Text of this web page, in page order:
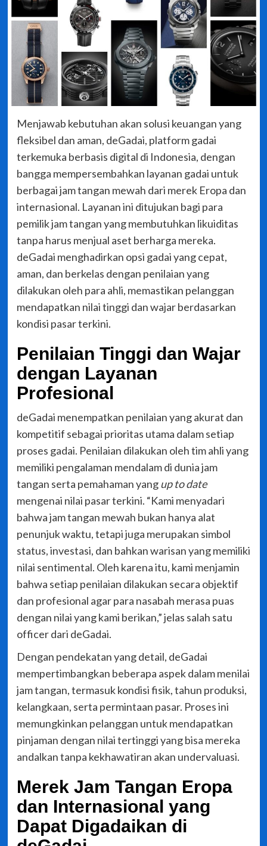
Menjawab kebutuhan akan solusi keuangan yang
fleksibel dan aman, deGadai, platform gadai
terkemuka berbasis digital di Indonesia, dengan
bangga mempersembahkan layanan gadai untuk
berbagai jam tangan mewah dari merek Eropa dan
internasional. Layanan ini ditujukan bagi para
pemilik jam tangan yang membutuhkan likuiditas
tanpa harus menjual aset berharga mereka.
deGadai menghadirkan opsi gadai yang cepat,
aman, dan berkelas dengan penilaian yang
dilakukan oleh para ahli, memastikan pelanggan
mendapatkan nilai tinggi dan wajar berdasarkan
kondisi pasar terkini.
Penilaian Tinggi dan Wajar
dengan Layanan
Profesional
deGadai menempatkan penilaian yang akurat dan
kompetitif sebagai prioritas utama dalam setiap
proses gadai. Penilaian dilakukan oleh tim ahli yang
memiliki pengalaman mendalam di dunia jam
tangan serta pemahaman yangup to date
mengenai nilai pasar terkini. “Kami menyadari
bahwa jam tangan mewah bukan hanya alat
penunjuk waktu, tetapi juga merupakan simbol
status, investasi, dan bahkan warisan yang memiliki
nilai sentimental. Oleh karena itu, kami menjamin
bahwa setiap penilaian dilakukan secara objektif
dan profesional agar para nasabah merasa puas
dengan nilai yang kami berikan,” jelas salah satu
officer dari deGadai.
Dengan pendekatan yang detail, deGadai
mempertimbangkan beberapa aspek dalam menilai
jam tangan, termasuk kondisi fisik, tahun produksi,
kelangkaan, serta permintaan pasar. Proses ini
memungkinkan pelanggan untuk mendapatkan
pinjaman dengan nilai tertinggi yang bisa mereka
andalkan tanpa kekhawatiran akan undervaluasi.
Merek Jam Tangan Eropa
dan Internasional yang
Dapat Digadaikan di